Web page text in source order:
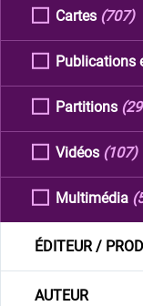
Cartes (707)
Publications
Partitions
Vidéos (107)
Multimédia
ÉDITEUR /
AUTEUR